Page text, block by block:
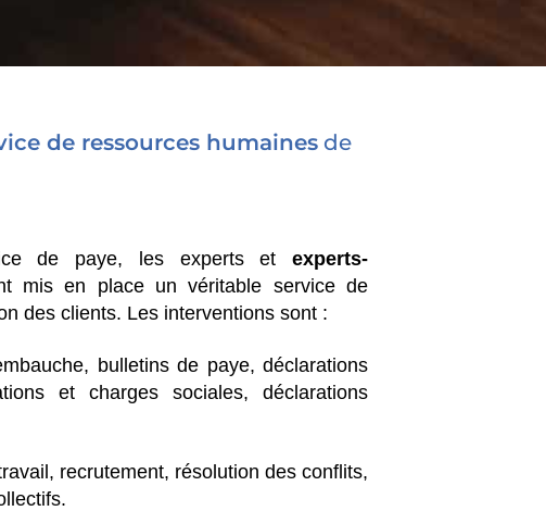
de ressources humainesde
de paye, les experts et experts-
mis en place un véritable service de
des clients. Les interventions sont :
bulletins de paye, déclarations
et charges sociales, déclarations
recrutement, résolution des conflits,